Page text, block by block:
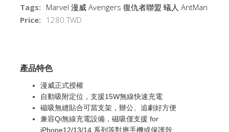
Tags: Marvel 漫威 Avengers 復仇者聯盟 蟻人 AntMan
Price: 1280 TWD
產品特色
漫威正式授權
自動吸附定位，支援15W無線快速充電
磁吸無縫貼合可當支架，辦公、追劇好方便
兼容Qi無線充電設備，磁吸僅支援 for
iPhone12/13/14 系列等對應手機或保護殼